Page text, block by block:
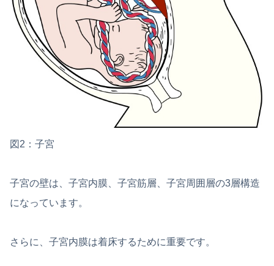
図2：子宮
子宮の壁は、子宮内膜、子宮筋層、子宮周囲層の3層構造
になっています。
さらに、子宮内膜は着床するために重要です。